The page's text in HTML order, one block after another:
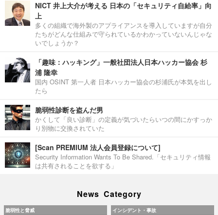
NICT 井上大介が考える 日本の「セキュリティ自給率」向
上
多くの組織で海外製のアプライアンスを導入していますが自分
たちがどんな仕組みで守られているかわかっていないんじゃな
いでしょうか？
「趣味：ハッキング」一般社団法人日本ハッカー協会 杉
浦 隆幸
国内 OSINT 第一人者 日本ハッカー協会の杉浦氏が本気を出し
たら
脆弱性診断を盗んだ男
かくして「良い診断」の定義が気づいたらいつの間にかすっか
り別物に交換されていた
[Scan PREMIUM 法人会員登録について]
Security Information Wants To Be Shared.「セキュリティ情報
は共有されることを欲する」
News Category
脆弱性と脅威 インシデント・事故